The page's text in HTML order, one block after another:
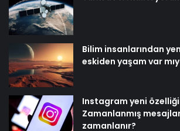
Bilim insanlarından
eskiden yaşam var
Instagram yeni
Zamanlanmış
zamanlanır?